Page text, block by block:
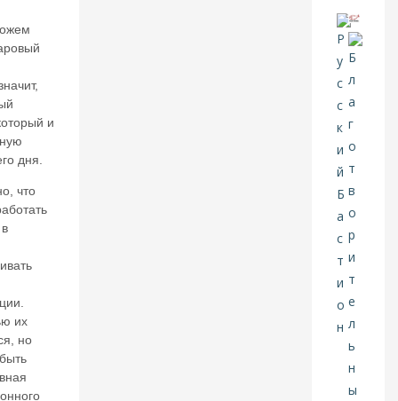
о
й
ы
то
б
ы
сс
и
и
дня.
что
их
но